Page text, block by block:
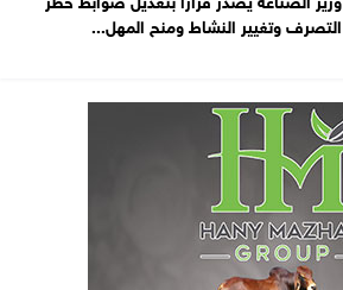
التصرف وتغيير النشاط ومنح المهل...